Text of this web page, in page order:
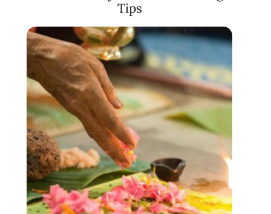
Tips